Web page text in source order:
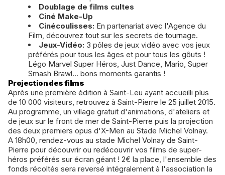
Doublage de films cultes
Ciné Make-Up
Cinécoulisses: En partenariat avec l'Agence du
Film, découvrez tout sur les secrets de tournage.
Jeux-Vidéo: 3 pôles de jeux vidéo avec vos jeux
préférés pour tous les âges et pour tous les gôuts !
Légo Marvel Super Héros, Just Dance, Mario, Super
Smash Brawl... bons moments garantis !
Projection des films
Après une première édition à Saint-Leu ayant accueilli plus
de 10 000 visiteurs, retrouvez à Saint-Pierre le 25 juillet 2015.
Au programme, un village gratuit d'animations, d'ateliers et
de jeux sur le front de mer de Saint-Pierre puis la projection
des deux premiers opus d'X-Men au Stade Michel Volnay.
A 18h00, rendez-vous au stade Michel Volnay de Saint-
Pierre pour découvrir ou redécouvrir vos films de super-
héros préférés sur écran géant ! 2€ la place, l'ensemble des
fonds récoltés sera reversé intégralement à l'association la